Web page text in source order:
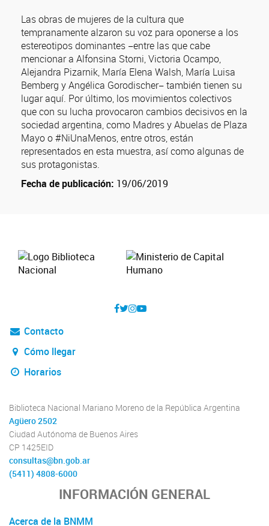
Las obras de mujeres de la cultura que
tempranamente alzaron su voz para oponerse a los
estereotipos dominantes −entre las que cabe
mencionar a Alfonsina Storni, Victoria Ocampo,
Alejandra Pizarnik, María Elena Walsh, María Luisa
Bemberg y Angélica Gorodischer− también tienen su
lugar aquí. Por último, los movimientos colectivos
que con su lucha provocaron cambios decisivos en la
sociedad argentina, como Madres y Abuelas de Plaza
Mayo o #NiUnaMenos, entre otros, están
representados en esta muestra, así como algunas de
sus protagonistas.
Fecha de publicación: 19/06/2019
Contacto
Cómo llegar
Horarios
Biblioteca Nacional Mariano Moreno de la República Argentina
Agüero 2502
Ciudad Autónoma de Buenos Aires
CP 1425EID
consultas@bn.gob.ar
(5411) 4808-6000
INFORMACIÓN GENERAL
Acerca de la BNMM